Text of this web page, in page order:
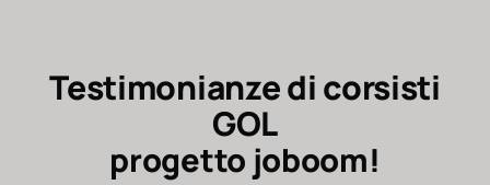
Testimonianze di corsisti
GOL
progetto joboom!